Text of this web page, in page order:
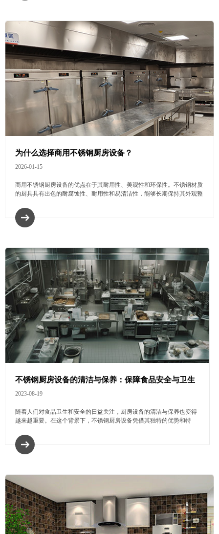
为什么选择商用不锈钢厨房设备？
2026-01-15
商用不锈钢厨房设备的优点在于其耐用性、美观性和环保性。不锈钢材质
的厨具具有出色的耐腐蚀性、耐用性和易清洁性，能够长期保持其外观整
不锈钢厨房设备的清洁与保养：保障食品安全与卫生
2023-08-19
随着人们对食品卫生和安全的日益关注，厨房设备的清洁与保养也变得
越来越重要。在这个背景下，不锈钢厨房设备凭借其独特的优势和特
也成为了一个不可忽视的问题。